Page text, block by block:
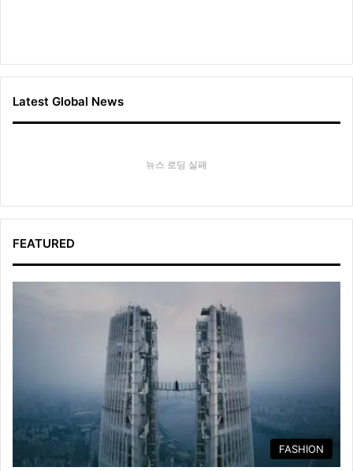
Latest Global News
뉴스 로딩 실패
FEATURED
FASHION